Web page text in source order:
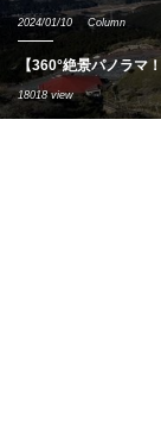
2024/01/10 Column
【360°絶景パノラマ
18018 view